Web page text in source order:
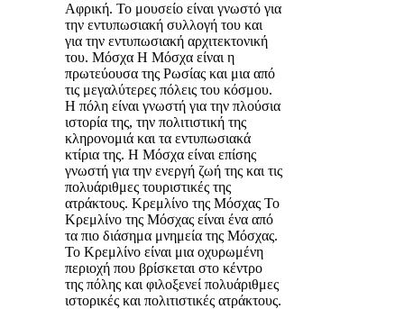
Αφρική. Το μουσείο είναι γνωστό για
την εντυπωσιακή συλλογή του και
για την εντυπωσιακή αρχιτεκτονική
του. Μόσχα Η Μόσχα είναι η
πρωτεύουσα της Ρωσίας και μια από
τις μεγαλύτερες πόλεις του κόσμου.
Η πόλη είναι γνωστή για την πλούσια
ιστορία της, την πολιτιστική της
κληρονομιά και τα εντυπωσιακά
κτίρια της. Η Μόσχα είναι επίσης
γνωστή για την ενεργή ζωή της και τις
πολυάριθμες τουριστικές της
ατράκτους. Κρεμλίνο της Μόσχας Το
Κρεμλίνο της Μόσχας είναι ένα από
τα πιο διάσημα μνημεία της Μόσχας.
Το Κρεμλίνο είναι μια οχυρωμένη
περιοχή που βρίσκεται στο κέντρο
της πόλης και φιλοξενεί πολυάριθμες
ιστορικές και πολιτιστικές ατράκτους.